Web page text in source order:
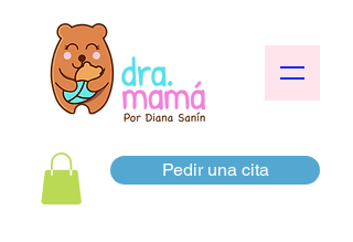
Pedir una cita